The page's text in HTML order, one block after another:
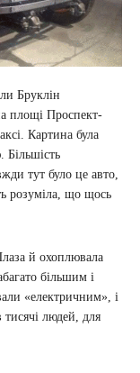
Бруклін
площі Проспект-
Картина була
Більшість
тут було це авто,
розуміла, що щось
й охоплювала
більшим і
«електричним», і
людей, для